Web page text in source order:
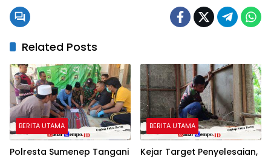
Related Posts
BERITA UTAMA
Polresta Sumenep Tangani
BERITA UTAMA
Kejar Target Penyelesaian,